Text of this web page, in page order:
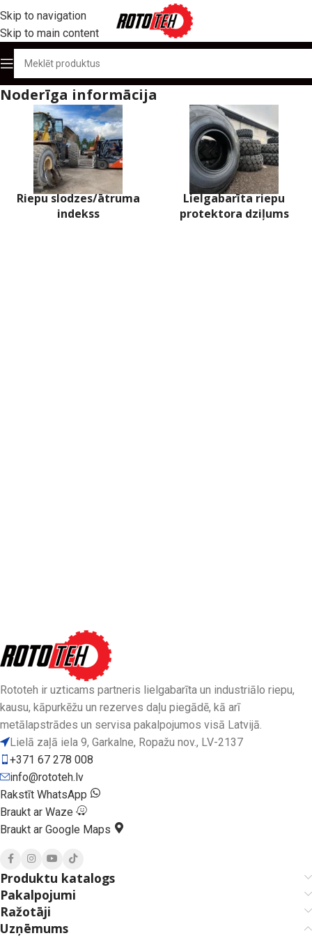
Skip to navigation
Skip to main content
Noderīga informācija
Riepu slodzes/ātruma
indekss
Lielgabarīta riepu
protektora dziļums
Rototeh ir uzticams partneris lielgabarīta un industriālo riepu,
kausu, kāpurkēžu un rezerves daļu piegādē, kā arī
metālapstrādes un servisa pakalpojumos visā Latvijā.
Lielā zaļā iela 9, Garkalne, Ropažu nov., LV-2137
+371 67 278 008
info@rototeh.lv
Rakstīt WhatsApp
Braukt ar Waze
Braukt ar Google Maps
Produktu katalogs
Pakalpojumi
Ražotāji
Uzņēmums